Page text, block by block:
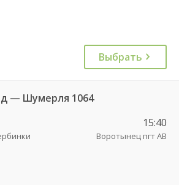
Выбрать
— Шумерля 1064
15:40
Воротынец пгт АВ